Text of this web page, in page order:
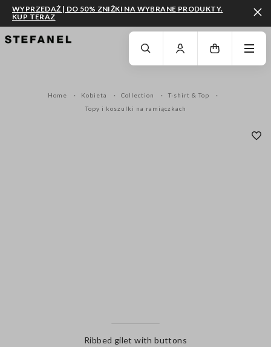
PRZEJDŹ DO GŁÓWNEJ TREŚCI PRZEWIŃ NA DÓŁ STRONY
WYPRZEDAŻ | DO 50% ZNIŻKI NA WYBRANE PRODUKTY.
KUP TERAZ
Home Kobieta Collection
T-shirt & Top
Topy i koszulki na ramiączkach
Ribbed gilet with buttons